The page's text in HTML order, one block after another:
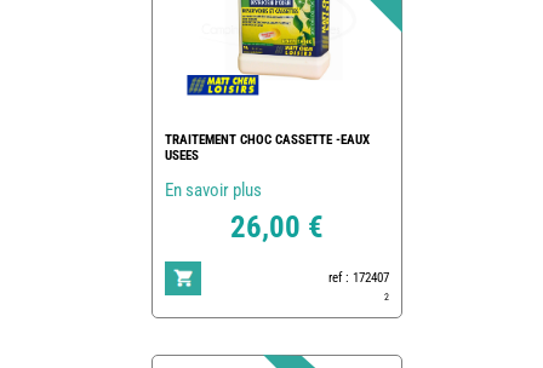
TRAITEMENT CHOC CASSETTE -EAUX
USEES
En savoir plus
26,00 €
ref : 172407
2